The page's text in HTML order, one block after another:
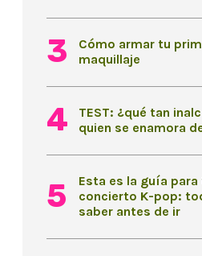
Cómo armar tu
maquillaje
TEST: ¿qué tan
quien se enamora
Esta es la guía
concierto K-pop:
saber antes de ir